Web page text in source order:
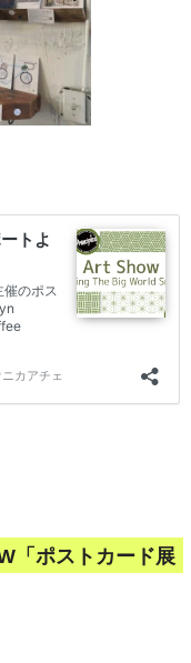
「ポストカード展